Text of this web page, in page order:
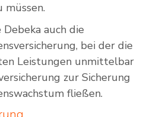
müssen.
auch die
bei der die
Leistungen unmittelbar
zur Sicherung
fließen.